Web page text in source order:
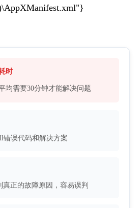
时
均需要30分钟才能解决问题
错误代码和解决方案
真正的故障原因，容易误判